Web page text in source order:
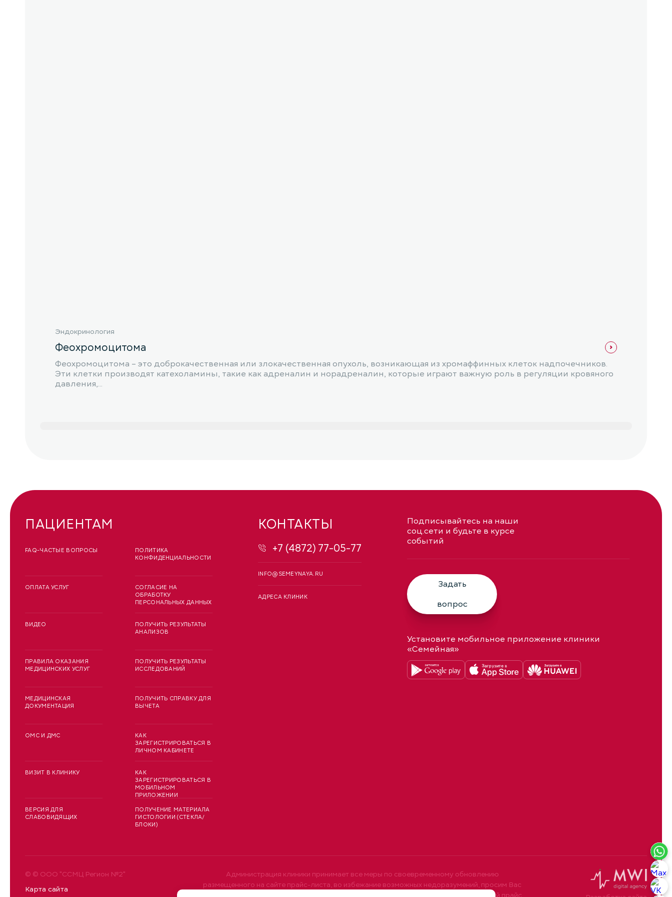
Эндокринология
Феохромоцитома
Феохромоцитома – это доброкачественная или злокачественная опухоль, возникающая из хромаффинных клеток надпочечников.
Эти клетки производят катехоламины, такие как адреналин и норадреналин, которые играют важную роль в регуляции кровяного
давления,...
ПАЦИЕНТАМ
FAQ-ЧАСТЫЕ ВОПРОСЫ
ОПЛАТА УСЛУГ
ВИДЕО
ПРАВИЛА ОКАЗАНИЯ
МЕДИЦИНСКИХ УСЛУГ
МЕДИЦИНСКАЯ
ДОКУМЕНТАЦИЯ
ОМС И ДМС
ВИЗИТ В КЛИНИКУ
ВЕРСИЯ ДЛЯ
СЛАБОВИДЯЩИХ
ПОЛИТИКА
КОНФИДЕНЦИАЛЬНОСТИ
СОГЛАСИЕ НА
ОБРАБОТКУ
ПЕРСОНАЛЬНЫХ ДАННЫХ
ПОЛУЧИТЬ РЕЗУЛЬТАТЫ
АНАЛИЗОВ
ПОЛУЧИТЬ РЕЗУЛЬТАТЫ
ИССЛЕДОВАНИЙ
ПОЛУЧИТЬ СПРАВКУ ДЛЯ
ВЫЧЕТА
КАК
ЗАРЕГИСТРИРОВАТЬСЯ В
ЛИЧНОМ КАБИНЕТЕ
КАК
ЗАРЕГИСТРИРОВАТЬСЯ В
МОБИЛЬНОМ
ПРИЛОЖЕНИИ
ПОЛУЧЕНИЕ МАТЕРИАЛА
ГИСТОЛОГИИ (СТЕКЛА/
БЛОКИ)
КОНТАКТЫ
+7 (4872) 77-05-77
INFO@SEMEYNAYA.RU
АДРЕСА КЛИНИК
Подписывайтесь на наши
соц.сети и будьте в курсе
событий
Задать
вопрос
Установите мобильное приложение клиники
«Семейная»
© © ООО "ССМЦ Регион №2"
Карта сайта
Администрация клиники принимает все меры по своевременному обновлению
размещенного на сайте прайс-листа, во избежание возможных недоразумений, просим Вас